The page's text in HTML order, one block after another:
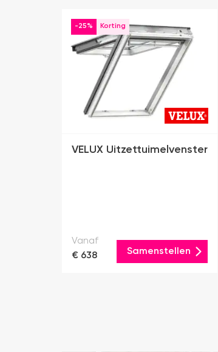
-25%
VELUX Uitzettuimelvenster
Vanaf
€ 638
Samenstellen